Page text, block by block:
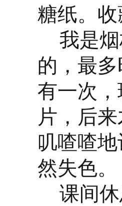
糖纸。
我是烟
的，最
有一次
片，后
叽喳喳
然失色。
课间休